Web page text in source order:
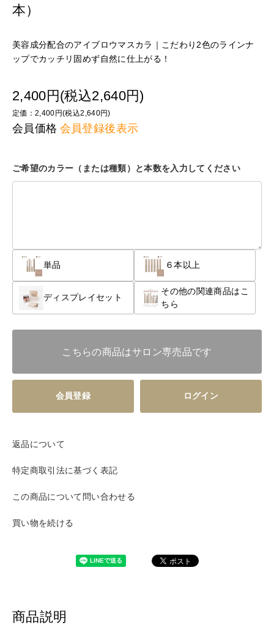
本）
美容成分配合のアイブロウマスカラ｜こだわり2色のラインナ
ップでカッチリ固めず自然に仕上がる！
2,400円(税込2,640円)
定価：2,400円(税込2,640円)
会員価格 会員登録後表示
ご希望のカラー（または種類）と本数を入力してください
単品 ６本以上
ディスプレイセット
その他の関連商品はこ
ちら
こちらの商品はサロン専売品です
会員登録 ログイン
返品について
特定商取引法に基づく表記
この商品について問い合わせる
買い物を続ける
商品説明